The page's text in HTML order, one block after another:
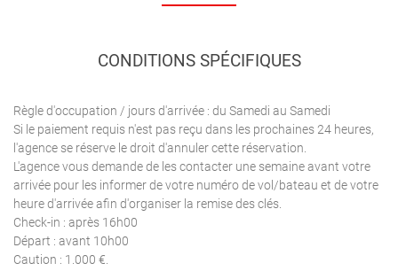
CONDITIONS SPÉCIFIQUES
Règle d'occupation / jours d'arrivée : du Samedi au Samedi
Si le paiement requis n'est pas reçu dans les prochaines 24 heures,
l'agence se réserve le droit d'annuler cette réservation.
L'agence vous demande de les contacter une semaine avant votre
arrivée pour les informer de votre numéro de vol/bateau et de votre
heure d'arrivée afin d'organiser la remise des clés.
Check-in : après 16h00
Départ : avant 10h00
Caution : 1.000 €.